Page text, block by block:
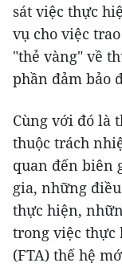
sát việc thực
vụ cho việc
"thẻ vàng" về
phần đảm bảo
Cùng với đó là
thuộc trách
quan đến biên
gia, những
thực hiện,
trong việc
(FTA) thế hệ